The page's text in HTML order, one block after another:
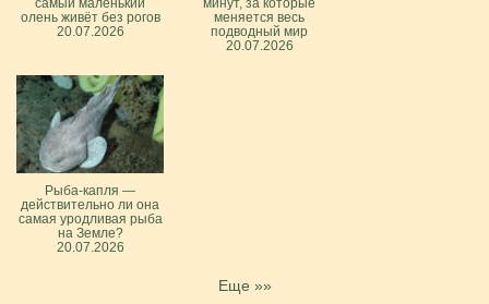
самый маленький
олень живёт без рогов
20.07.2026
минут, за которые
меняется весь
подводный мир
20.07.2026
Рыба-капля —
действительно ли она
самая уродливая рыба
на Земле?
20.07.2026
Еще »»